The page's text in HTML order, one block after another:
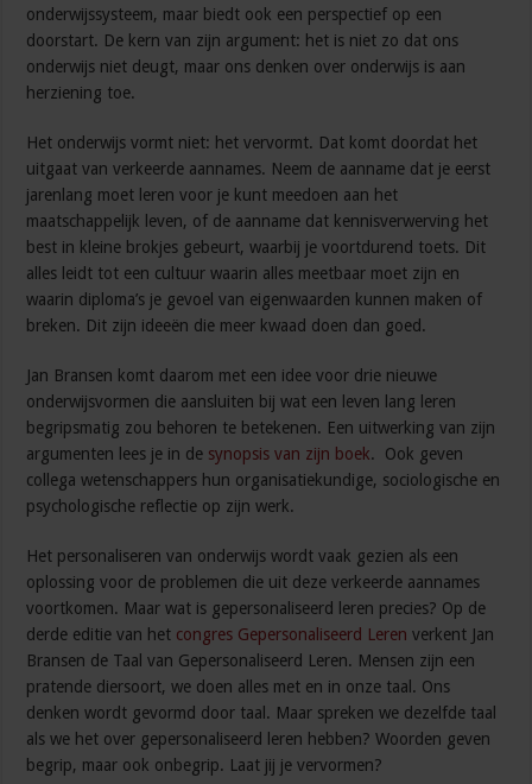
onderwijssysteem, maar biedt ook een perspectief op een
doorstart. De kern van zijn argument: het is niet zo dat ons
onderwijs niet deugt, maar ons denken over onderwijs is aan
herziening toe.
Het onderwijs vormt niet: het vervormt. Dat komt doordat het
uitgaat van verkeerde aannames. Neem de aanname dat je eerst
jarenlang moet leren voor je kunt meedoen aan het
maatschappelijk leven, of de aanname dat kennisverwerving het
best in kleine brokjes gebeurt, waarbij je voortdurend toets. Dit
alles leidt tot een cultuur waarin alles meetbaar moet zijn en
waarin diploma’s je gevoel van eigenwaarden kunnen maken of
breken. Dit zijn ideeën die meer kwaad doen dan goed.
Jan Bransen komt daarom met een idee voor drie nieuwe
onderwijsvormen die aansluiten bij wat een leven lang leren
begripsmatig zou behoren te betekenen. Een uitwerking van zijn
argumenten lees je in de synopsis van zijn boek. Ook geven
collega wetenschappers hun organisatiekundige, sociologische en
psychologische reflectie op zijn werk.
Het personaliseren van onderwijs wordt vaak gezien als een
oplossing voor de problemen die uit deze verkeerde aannames
voortkomen. Maar wat is gepersonaliseerd leren precies? Op de
derde editie van het congres Gepersonaliseerd Leren verkent Jan
Bransen de Taal van Gepersonaliseerd Leren. Mensen zijn een
pratende diersoort, we doen alles met en in onze taal. Ons
denken wordt gevormd door taal. Maar spreken we dezelfde taal
als we het over gepersonaliseerd leren hebben? Woorden geven
begrip, maar ook onbegrip. Laat jij je vervormen?